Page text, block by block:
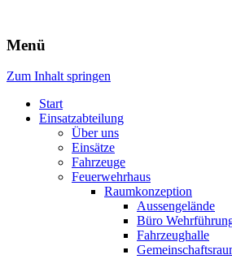
Freiwillige
Menü
Zum Inhalt springen
Start
Einsatzabteilung
Über uns
Einsätze
Fahrzeuge
Feuerwehrhaus
Raumkonzeption
Aussengelände
Büro
Fahrzeughalle